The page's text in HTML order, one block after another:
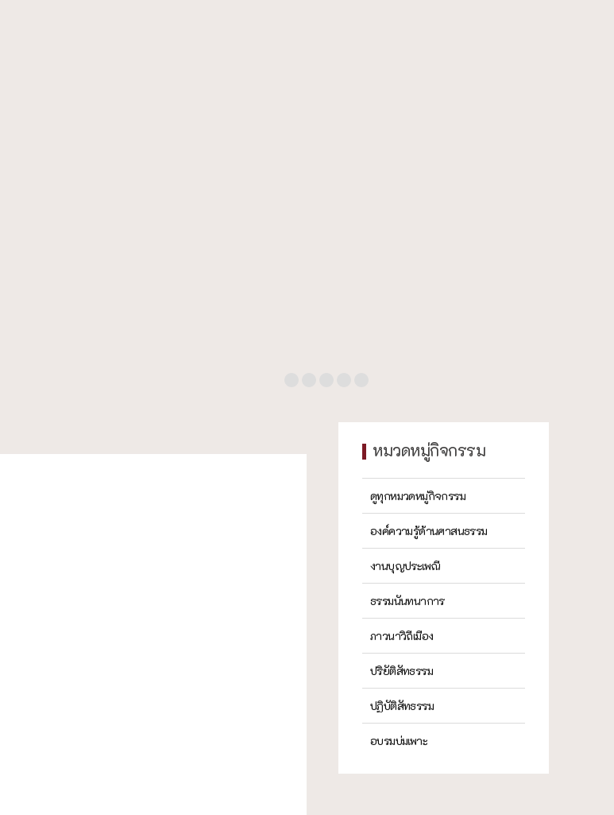
หมวดหมู่กิจกรรม
ดูทุกหมวดหมู่กิจกรรม
องค์ความรู้ด้านศาสนธรรม
งานบุญประเพณี
ธรรมนันทนาการ
ภาวนาวิถีเมือง
ปริยัติสัทธรรม
ปฏิบัติสัทธรรม
อบรมบ่มเพาะ